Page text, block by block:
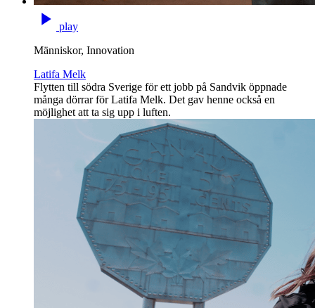
play
Människor, Innovation
Latifa Melk
Flytten till södra Sverige för ett jobb på Sandvik öppnade
många dörrar för Latifa Melk. Det gav henne också en
möjlighet att ta sig upp i luften.